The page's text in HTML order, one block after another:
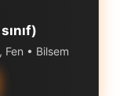
• Bilsem